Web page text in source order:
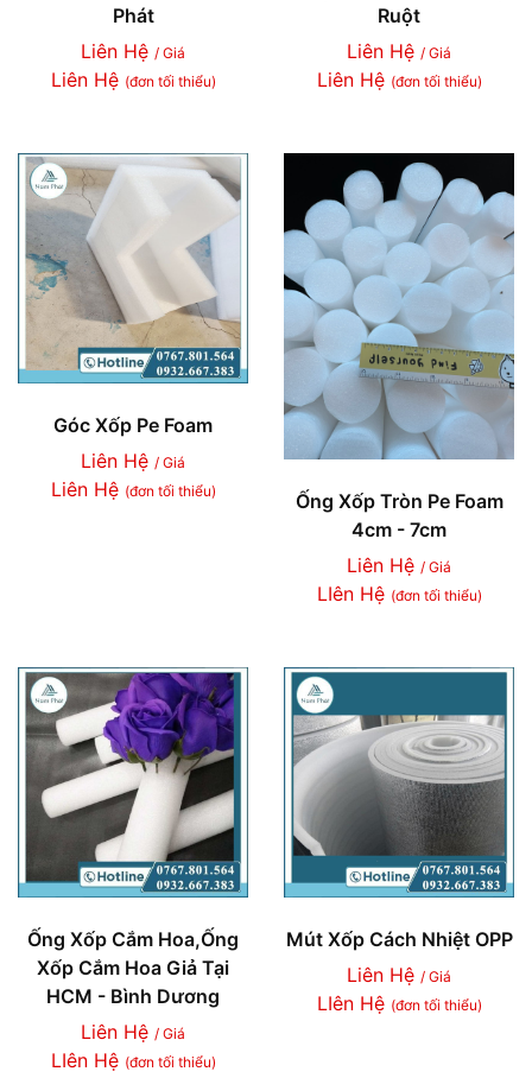
Phát
Liên Hệ / Giá
Liên Hệ (đơn tối thiểu)
Ruột
Liên Hệ / Giá
Liên Hệ (đơn tối thiểu)
Góc Xốp Pe Foam
Liên Hệ / Giá
Liên Hệ (đơn tối thiểu)
Ống Xốp Tròn Pe Foam
4cm - 7cm
Liên Hệ / Giá
LIên Hệ (đơn tối thiểu)
Ống Xốp Cắm Hoa,Ống
Xốp Cắm Hoa Giả Tại
HCM - Bình Dương
Liên Hệ / Giá
LIên Hệ (đơn tối thiểu)
Mút Xốp Cách Nhiệt OPP
Liên Hệ / Giá
LIên Hệ (đơn tối thiểu)